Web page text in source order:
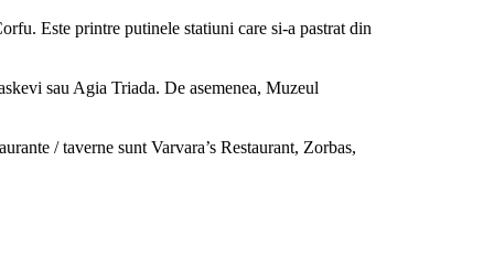
Este printre putinele statiuni care si-a pastrat din
sau Agia Triada. De asemenea, Muzeul
/ taverne sunt Varvara’s Restaurant, Zorbas,